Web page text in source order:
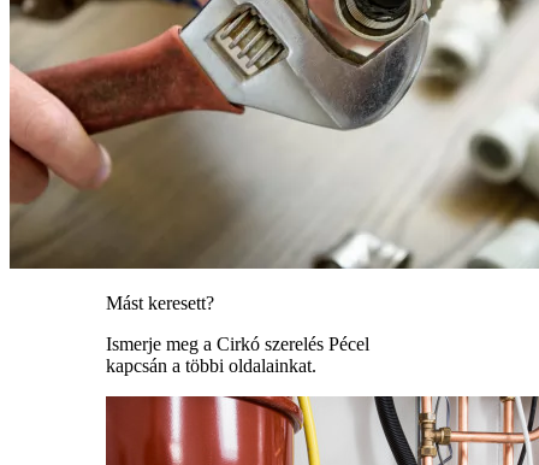
Mást keresett?
Ismerje meg a Cirkó szerelés Pécel
kapcsán a többi oldalainkat.